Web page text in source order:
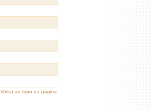
Voltar ao topo da página